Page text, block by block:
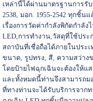
เหล่านี้ได้ผ่านมาตรฐานการรั
2538, มอก. 1955-2542 ทุกชิ้
เรื่องการวัดค่ากำลังพิกัดกำลั
LED,การทำงาน,วัสดุที่ใช้ประ
สถาบันที่เชื่อถือได้ภายในปร
ขนาด, รูปทรง, สี, ความสว่าง
โดยป้ายไฟฉุกเฉินจะต้องให้แ
และทั้งหมดนี้ท่านจึงสามารถ
ที่ทางท่านจะได้รับบริการจาก